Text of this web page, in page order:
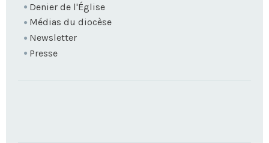
Denier de l'Église
Médias du diocèse
Newsletter
Presse